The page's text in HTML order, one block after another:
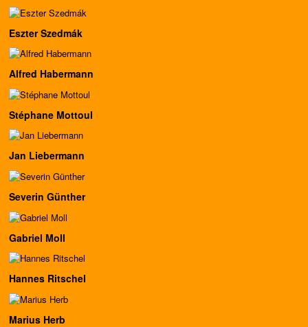
Eszter Szedmák
Alfred Habermann
Stéphane Mottoul
Jan Liebermann
Severin Günther
Gabriel Moll
Hannes Ritschel
Marius Herb